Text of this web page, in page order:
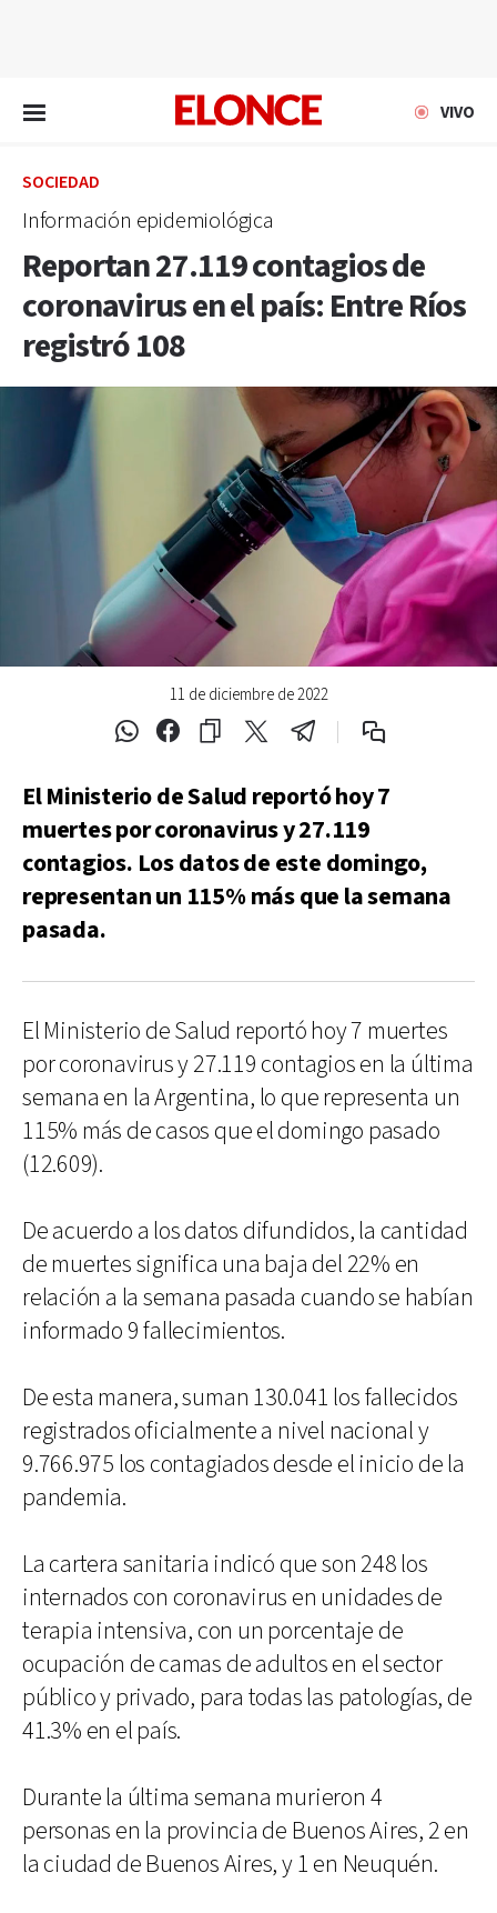
VIVO
SOCIEDAD
Información epidemiológica
Reportan 27.119 contagios de
coronavirus en el país: Entre Ríos
registró 108
11 de diciembre de 2022
El Ministerio de Salud reportó hoy 7
muertes por coronavirus y 27.119
contagios. Los datos de este domingo,
representan un 115% más que la semana
pasada.
El Ministerio de Salud reportó hoy 7 muertes
por coronavirus y 27.119 contagios en la última
semana en la Argentina, lo que representa un
115% más de casos que el domingo pasado
(12.609).
De acuerdo a los datos difundidos, la cantidad
de muertes significa una baja del 22% en
relación a la semana pasada cuando se habían
informado 9 fallecimientos.
De esta manera, suman 130.041 los fallecidos
registrados oficialmente a nivel nacional y
9.766.975 los contagiados desde el inicio de la
pandemia.
La cartera sanitaria indicó que son 248 los
internados con coronavirus en unidades de
terapia intensiva, con un porcentaje de
ocupación de camas de adultos en el sector
público y privado, para todas las patologías, de
41.3% en el país.
Durante la última semana murieron 4
personas en la provincia de Buenos Aires, 2 en
la ciudad de Buenos Aires, y 1 en Neuquén.